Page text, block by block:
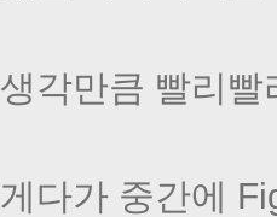
생각만큼 빨리
게다가 중간에